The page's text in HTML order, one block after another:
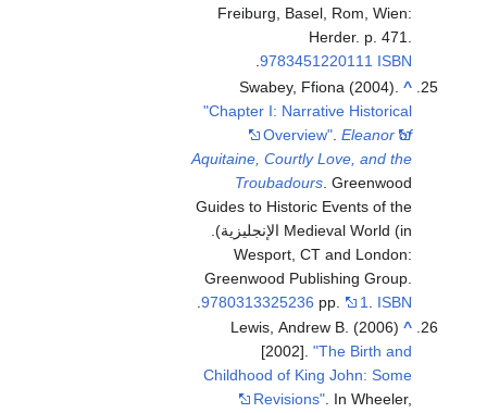
Freiburg, Basel, Rom, Wien:
Herder. p. 471.
ISBN
9783451220111
.
^
Swabey, Ffiona (2004).
"Chapter I: Narrative Historical
Overview" .Eleanor of
Aquitaine, Courtly Love, and the
Troubadours . Greenwood
Guides to Historic Events of the
Medieval World (in الإنجليزية).
Wesport, CT and London:
Greenwood Publishing Group.
pp.
1 ISBN
9780313325236
.
^
Lewis, Andrew B. (2006)
[2002]."The Birth and
Childhood of King John: Some
Revisions" . In Wheeler,